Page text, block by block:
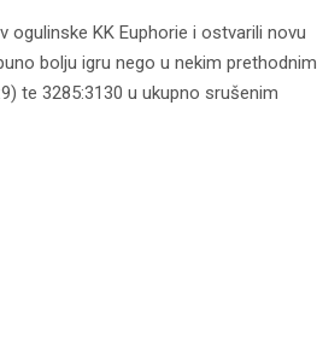
ogulinske KK Euphorie i ostvarili novu
bolju igru nego u nekim prethodnim
te 3285:3130 u ukupno srušenim